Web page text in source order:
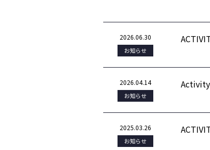
2026.06.30
お知らせ
2026.04.14
お知らせ
2025.03.26
お知らせ